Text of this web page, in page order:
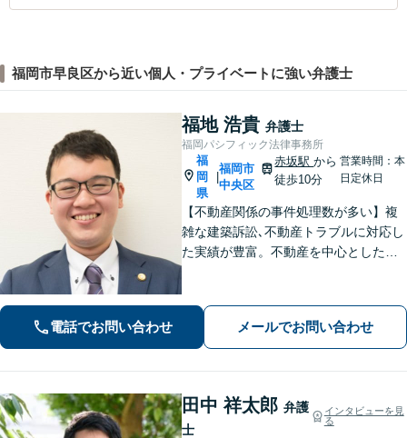
福岡市早良区から近い個人・プライベートに強い弁護士
福地 浩貴 弁護士
福岡パシフィック法律事務所
福
岡
県
福岡市
中央区
赤坂駅から
徒歩10分
営業時間：本
日定休日
【不動産関係の事件処理数が多い】複
雑な建築訴訟､不動産トラブルに対応し
た実績が豊富。不動産を中心とした相
法務、顧客とのトラブル、予防法務も
お任せ【六本松駅2分】
電話でお問い合わせ メールでお問い合わせ
田中 祥太郎 弁護
士
インタビューを見
る